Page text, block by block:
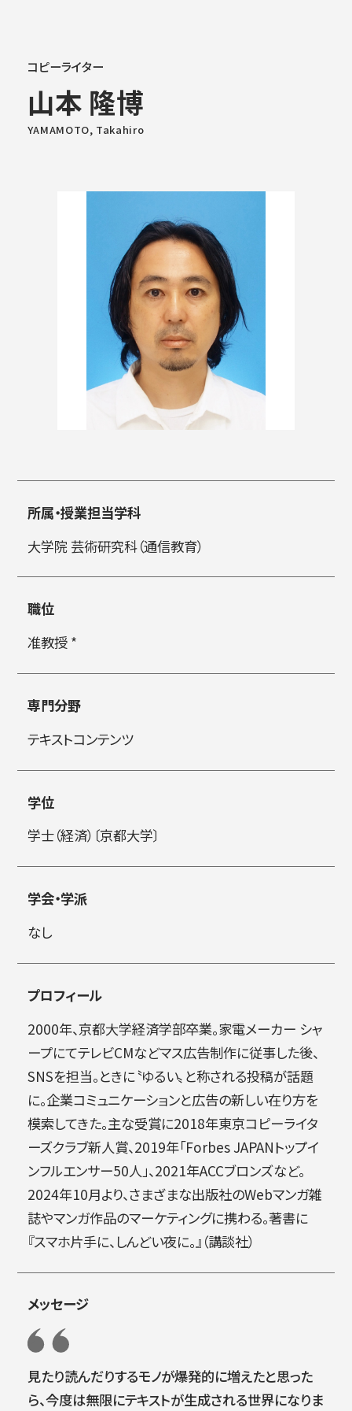
学部学科
教育・社会連携
简体字
藝術学舎（公開講座）
コピーライター
山本 隆博
YAMAMOTO, Takahiro
所属・授業担当学科
大学院 芸術研究科（通信教育）
職位
准教授 *
専門分野
テキストコンテンツ
学位
学士（経済）〔京都大学〕
学会・学派
なし
プロフィール
2000年、京都大学経済学部卒業。家電メーカー シャ
ープにてテレビCMなどマス広告制作に従事した後、
SNSを担当。ときに〝ゆるい〟と称される投稿が話題
に。企業コミュニケーションと広告の新しい在り方を
模索してきた。主な受賞に2018年東京コピーライタ
ーズクラブ新人賞、2019年「Forbes JAPANトップイ
ンフルエンサー50人」、2021年ACCブロンズなど。
2024年10月より、さまざまな出版社のWebマンガ雑
誌やマンガ作品のマーケティングに携わる。著書に
『スマホ片手に、しんどい夜に。』（講談社）
メッセージ
見たり読んだりするモノが爆発的に増えたと思った
ら、今度は無限にテキストが生成される世界になりま